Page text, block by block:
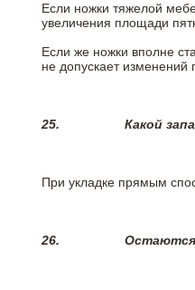
Если ножки тяжелой
увеличения площади
Если же ножки вполне
не допускает изменений
25. Какой
При укладке прямым
26. Остаются